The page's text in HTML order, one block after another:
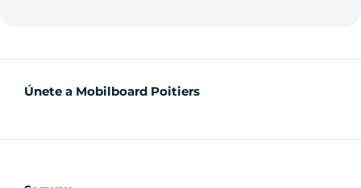
Únete a Mobilboard Poitiers